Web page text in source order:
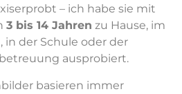
– ich habe sie mit
3 bis 14 Jahren zu Hause, im
in der Schule oder der
ausprobiert.
basieren immer